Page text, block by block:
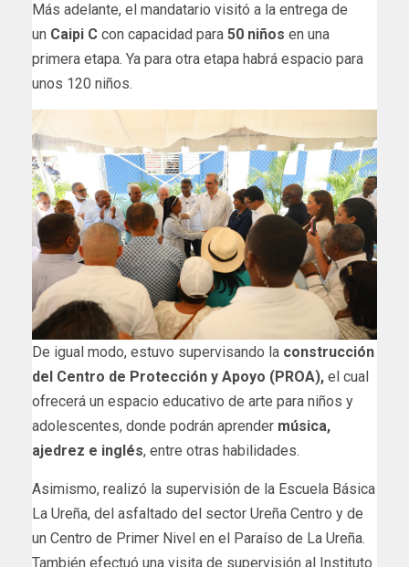
Más adelante, el mandatario visitó a la entrega de
un Caipi C con capacidad para 50 niños en una
primera etapa. Ya para otra etapa habrá espacio para
unos 120 niños.
De igual modo, estuvo supervisando la construcción
del Centro de Protección y Apoyo (PROA), el cual
ofrecerá un espacio educativo de arte para niños y
adolescentes, donde podrán aprender música,
ajedrez e inglés, entre otras habilidades.
Asimismo, realizó la supervisión de la Escuela Básica
La Ureña, del asfaltado del sector Ureña Centro y de
un Centro de Primer Nivel en el Paraíso de La Ureña.
También efectuó una visita de supervisión al Instituto